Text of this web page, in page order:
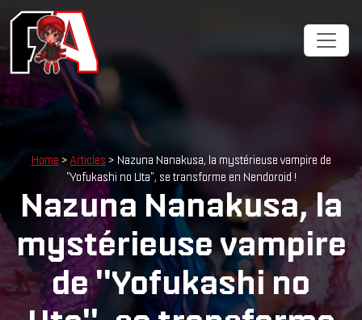
Home > Articles > Nazuna Nanakusa, la mystérieuse vampire de
"Yofukashi no Uta", se transforme en Nendoroid !
Nazuna Nanakusa, la
mystérieuse vampire
de "Yofukashi no